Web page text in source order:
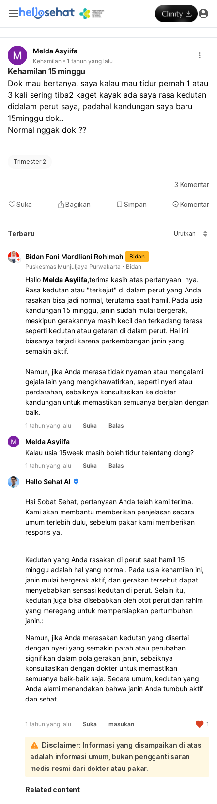
Melda Asyiifa
Kehamilan 1 tahun yang lalu
Kehamilan 15 minggu
Dok mau bertanya, saya kalau mau tidur pernah 1 atau
3 kali sering tiba2 kaget kayak ada saya rasa kedutan
didalam perut saya, padahal kandungan saya baru
15minggu dok..
Normal nggak dok ??
Trimester 2
Suka Bagikan Simpan Komentar
3 Komentar
Terbaru Urutkan
Bidan Fani Mardliani Rohimah
Bidan
Puskesmas Munjuljaya Purwakarta
Bidan
Hallo Melda Asyiifa,terima kasih atas pertanyaan  nya.
Rasa kedutan atau "terkejut" di dalam perut yang Anda
rasakan bisa jadi normal, terutama saat hamil. Pada usia
kandungan 15 minggu, janin sudah mulai bergerak,
meskipun gerakannya masih kecil dan terkadang terasa
seperti kedutan atau getaran di dalam perut. Hal ini
biasanya terjadi karena perkembangan janin yang
semakin aktif.
Namun, jika Anda merasa tidak nyaman atau mengalami
gejala lain yang mengkhawatirkan, seperti nyeri atau
perdarahan, sebaiknya konsultasikan ke dokter
kandungan untuk memastikan semuanya berjalan dengan
baik.
1 tahun yang lalu Suka Balas
Melda Asyiifa
Kalau usia 15week masih boleh tidur telentang dong?
1 tahun yang lalu Suka Balas
Hello Sehat AI
Hai Sobat Sehat, pertanyaan Anda telah kami terima.
Kami akan membantu memberikan penjelasan secara
umum terlebih dulu, sebelum pakar kami memberikan
respons ya.
Kedutan yang Anda rasakan di perut saat hamil 15
minggu adalah hal yang normal. Pada usia kehamilan ini,
janin mulai bergerak aktif, dan gerakan tersebut dapat
menyebabkan sensasi kedutan di perut. Selain itu,
kedutan juga bisa disebabkan oleh otot perut dan rahim
yang meregang untuk mempersiapkan pertumbuhan
janin.:
Namun, jika Anda merasakan kedutan yang disertai
dengan nyeri yang semakin parah atau perubahan
signifikan dalam pola gerakan janin, sebaiknya
konsultasikan dengan dokter untuk memastikan
semuanya baik-baik saja. Secara umum, kedutan yang
Anda alami menandakan bahwa janin Anda tumbuh aktif
dan sehat.
1 tahun yang lalu Suka masukan 1
Disclaimer: Informasi yang disampaikan di atas
adalah informasi umum, bukan pengganti saran
medis resmi dari dokter atau pakar.
Related content